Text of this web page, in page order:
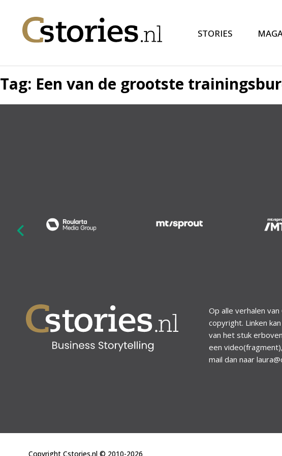
STORIES
Tag: Een van de grootste
Op alle verhalen
copyright. Linken
van het stuk
een
mail dan naar
Copyright Cstories.nl © 2010-2026